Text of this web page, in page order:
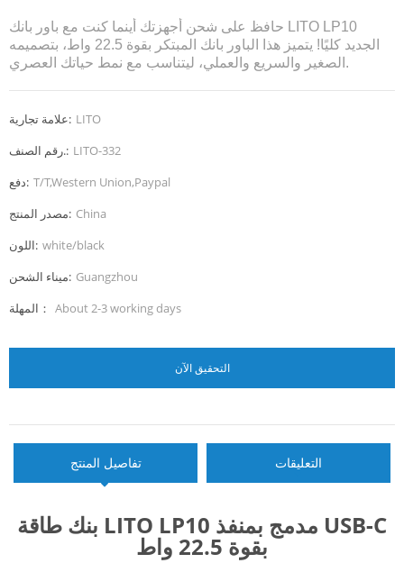
حافظ على شحن أجهزتك أينما كنت مع باور بانك LITO LP10
الجديد كليًا! يتميز هذا الباور بانك المبتكر بقوة 22.5 واط، بتصميمه
الصغير والسريع والعملي، ليتناسب مع نمط حياتك العصري.
علامة تجارية: LITO
رقم الصنف.: LITO-332
دفع: T/T,Western Union,Paypal
مصدر المنتج: China
اللون: white/black
ميناء الشحن: Guangzhou
المهلة： About 2-3 working days
التحقيق الآن
تفاصيل المنتج التعليقات
بنك طاقة LITO LP10 مدمج بمنفذ USB-C
بقوة 22.5 واط